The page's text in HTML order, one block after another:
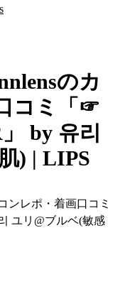
のカ
コミ「⁡☞
by 유리
) | LIPS
ンレポ・着画口コミ
ユリ@ブルベ(敏感